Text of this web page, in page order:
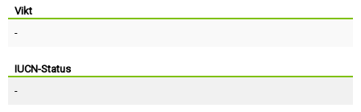
Vikt
-
IUCN-Status
-